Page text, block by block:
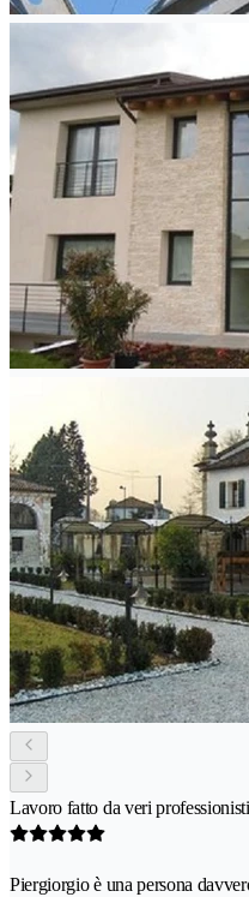
Lavoro fatto da veri professionisti
Piergiorgio è una persona